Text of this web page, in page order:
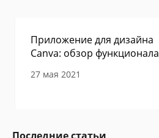
Приложение для дизайна
Canva: обзор функционала
27 мая 2021